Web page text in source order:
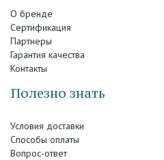
О бренде
Сертификация
Партнеры
Гарантия качества
Контакты
Полезно знать
Условия доставки
Способы оплаты
Вопрос-ответ